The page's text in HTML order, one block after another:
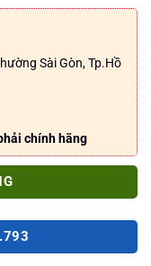
Sài Gòn, Tp.Hồ
chính hãng